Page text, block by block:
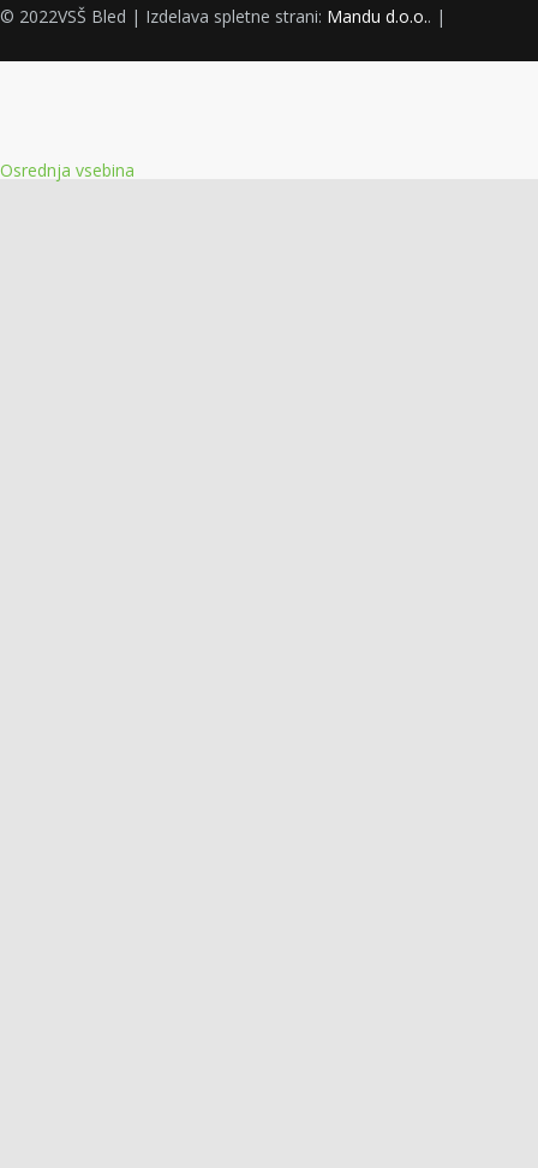
© 2022VSŠ Bled | Izdelava spletne strani: Mandu d.o.o.. |
Osrednja vsebina